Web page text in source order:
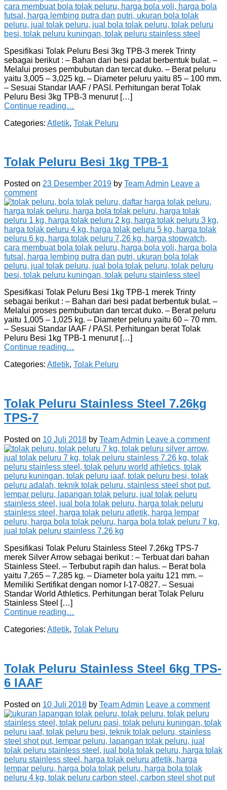
Spesifikasi Tolak Peluru Besi 3kg TPB-3 merek Trinty
sebagai berikut : – Bahan dari besi padat berbentuk bulat. –
Melalui proses pembubutan dan tercat duko. – Berat peluru
yaitu 3,005 – 3,025 kg. – Diameter peluru yaitu 85 – 100 mm.
– Sesuai Standar IAAF / PASI. Perhitungan berat Tolak
Peluru Besi 3kg TPB-3 menurut […]
Continue reading…
Categories: Atletik, Tolak Peluru
Tolak Peluru Besi 1kg TPB-1
Posted on 23 Desember 2019 by Team Admin Leave a
comment
Spesifikasi Tolak Peluru Besi 1kg TPB-1 merek Trinty
sebagai berikut : – Bahan dari besi padat berbentuk bulat. –
Melalui proses pembubutan dan tercat duko. – Berat peluru
yaitu 1,005 – 1,025 kg. – Diameter peluru yaitu 60 – 70 mm.
– Sesuai Standar IAAF / PASI. Perhitungan berat Tolak
Peluru Besi 1kg TPB-1 menurut […]
Continue reading…
Categories: Atletik, Tolak Peluru
Tolak Peluru Stainless Steel 7.26kg
TPS-7
Posted on 10 Juli 2018 by Team Admin Leave a comment
Spesifikasi Tolak Peluru Stainless Steel 7.26kg TPS-7
merek Silver Arrow sebagai berikut : – Terbuat dari bahan
Stainless Steel. – Terbubut rapih dan halus. – Berat bola
yaitu 7,265 – 7,285 kg. – Diameter bola yaitu 121 mm. –
Memiliki Sertifikat dengan nomor I-17-0827. – Sesuai
Standar World Athletics. Perhitungan berat Tolak Peluru
Stainless Steel […]
Continue reading…
Categories: Atletik, Tolak Peluru
Tolak Peluru Stainless Steel 6kg TPS-
6 IAAF
Posted on 10 Juli 2018 by Team Admin Leave a comment